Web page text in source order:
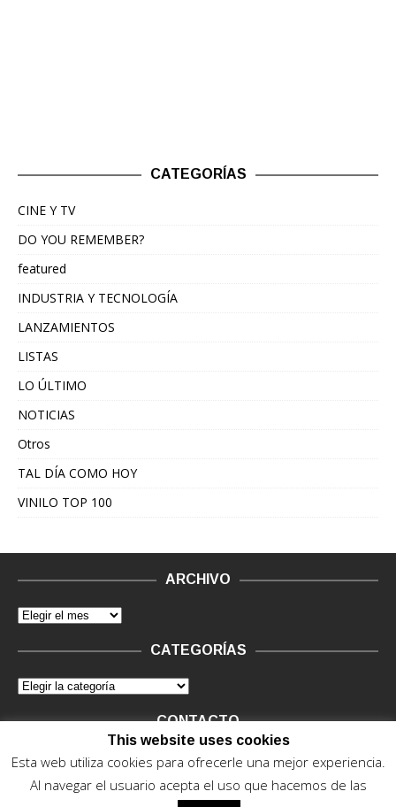
CATEGORÍAS
CINE Y TV
DO YOU REMEMBER?
featured
INDUSTRIA Y TECNOLOGÍA
LANZAMIENTOS
LISTAS
LO ÚLTIMO
NOTICIAS
Otros
TAL DÍA COMO HOY
VINILO TOP 100
ARCHIVO
CATEGORÍAS
CONTACTO
Vinilo Negro.Consultas de anunciantes y Legal, en vinilo at
This website uses cookies
Esta web utiliza cookies para ofrecerle una mejor experiencia.
Al navegar el usuario acepta el uso que hacemos de las